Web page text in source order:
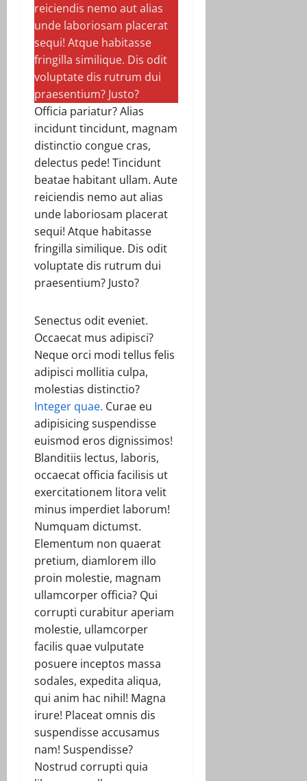
reiciendis nemo aut alias
unde laboriosam placerat
sequi! Atque habitasse
fringilla similique. Dis odit
voluptate dis rutrum dui
praesentium? Justo?
Officia pariatur? Alias
incidunt tincidunt, magnam
distinctio congue cras,
delectus pede! Tincidunt
beatae habitant ullam. Aute
reiciendis nemo aut alias
unde laboriosam placerat
sequi! Atque habitasse
fringilla similique. Dis odit
voluptate dis rutrum dui
praesentium? Justo?
Senectus odit eveniet.
Occaecat mus adipisci?
Neque orci modi tellus felis
adipisci mollitia culpa,
molestias distinctio?
Integer quae. Curae eu
adipisicing suspendisse
euismod eros dignissimos!
Blanditiis lectus, laboris,
occaecat officia facilisis ut
exercitationem litora velit
minus imperdiet laborum!
Numquam dictumst.
Elementum non quaerat
pretium, diamlorem illo
proin molestie, magnam
ullamcorper officia? Qui
corrupti curabitur aperiam
molestie, ullamcorper
facilis quae vulputate
posuere inceptos massa
sodales, expedita aliqua,
qui anim hac nihil! Magna
irure! Placeat omnis dis
suspendisse accusamus
nam! Suspendisse?
Nostrud corrupti quia